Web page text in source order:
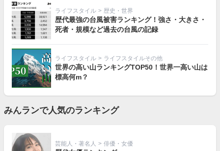
ライフスタイル > 歴史・世界
歴代最強の台風被害ランキング！強さ・大きさ・
死者・規模など過去の台風の記録
ライフスタイル > ライフスタイルその他
世界の高い山ランキングTOP50！世界一高い山は
標高何m？
みんランで人気のランキング
芸能人・著名人 > 俳優・女優